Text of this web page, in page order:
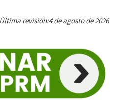
Última revisión:4 de agosto de 2026